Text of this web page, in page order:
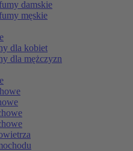
damskie
męskie
dla kobiet
dla mężczyzn